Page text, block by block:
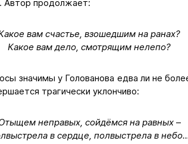
Автор продолжает:
вам счастье, взошедшим на ранах?
Какое вам дело, смотрящим нелепо?
значимы у Голованова едва ли не
трагически уклончиво:
неправых, сойдёмся на равных –
в сердце, полвыстрела в